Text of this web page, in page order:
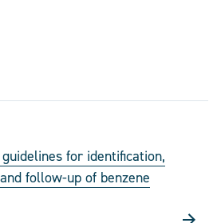
for identification,
follow-up of benzene